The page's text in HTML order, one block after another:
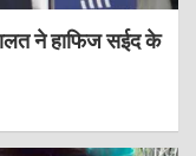
ने हाफिज सईद के